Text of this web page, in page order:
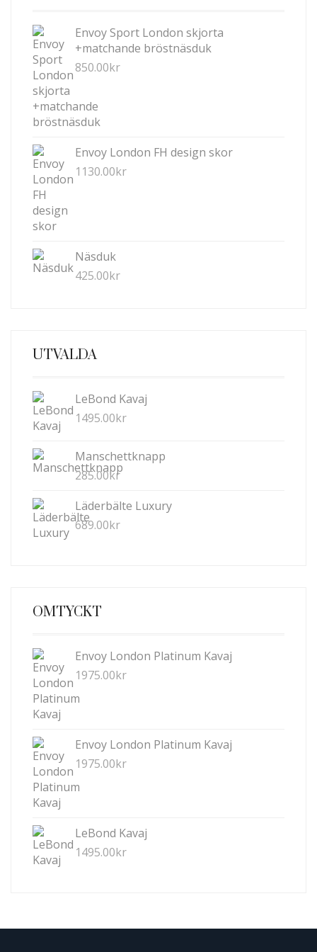
KAN
VÄLJAS
PRODUKTSIDAN
Envoy Sport London skjorta
+matchande bröstnäsduk
850.00kr
Envoy London FH design skor
1130.00kr
Näsduk
425.00kr
UTVALDA
LeBond Kavaj
1495.00kr
Manschettknapp
285.00kr
Läderbälte Luxury
689.00kr
OMTYCKT
Envoy London Platinum Kavaj
1975.00kr
Envoy London Platinum Kavaj
1975.00kr
LeBond Kavaj
1495.00kr